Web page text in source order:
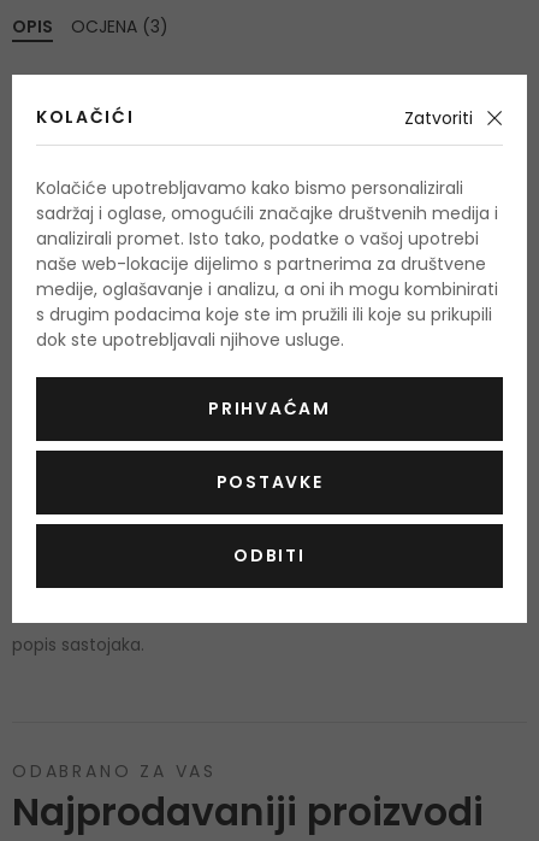
OPIS
notama. Bogat sastav odiše mirisima svježeg voća uz rijetko
UPOTREBA
Parfemski proizvodi namijenjeni su odraslima. Sadrže alkohol,
zapaljivi su i, ako se pogrešno koriste, također su opasni.
Upozorenje:
Zapaljivo! Nemojte ga koristiti u blizini vatre! Ne
Ukoliko želite dobiti popis sastojaka za ovaj proizvod, molimo
Vas da nam pošaljete e-mail i mi ćemo vam poslati sliku
proizvoda sa prikazanim sastojcima. Proizvođači redovito
popis sastojaka.
OCJENA (3)
ODABRANO ZA VAS
Najprodavaniji proizvodi
KOLAČIĆI Zatvoriti
Kolačiće upotrebljavamo kako bismo personalizirali
sadržaj i oglase, omogućili značajke društvenih medija i
analizirali promet. Isto tako, podatke o vašoj upotrebi
naše web-lokacije dijelimo s partnerima za društvene
medije, oglašavanje i analizu, a oni ih mogu kombinirati
s drugim podacima koje ste im pružili ili koje su prikupili
dok ste upotrebljavali njihove usluge.
PRIHVAĆAM
POSTAVKE
ODBITI